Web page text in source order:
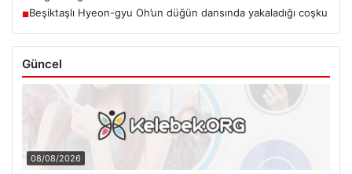
■Beşiktaşlı Hyeon-gyu Oh’un düğün dansında yakaladığı coşku
Güncel
08/08/2026